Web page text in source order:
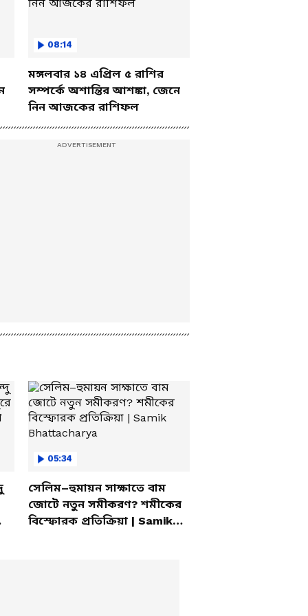
08:14
মঙ্গলবার ১৪ এপ্রিল ৫ রাশির
সম্পর্কে অশান্তির আশঙ্কা, জেনে
নিন আজকের রাশিফল
05:34
সেলিম–হুমায়ন সাক্ষাতে বাম
জোটে নতুন সমীকরণ? শমীকের
বিস্ফোরক প্রতিক্রিয়া | Samik